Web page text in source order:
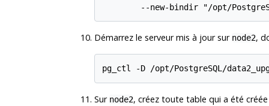
Démarrez le serveur mis à jour sur node2,
Sur node2, créez toute table qui a été